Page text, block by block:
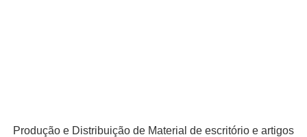
Produção e Distribuição de Material de escritório e artigos